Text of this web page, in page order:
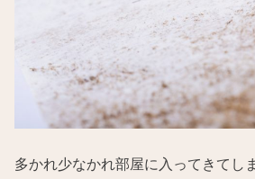
多かれ少なかれ部屋に入ってきてし